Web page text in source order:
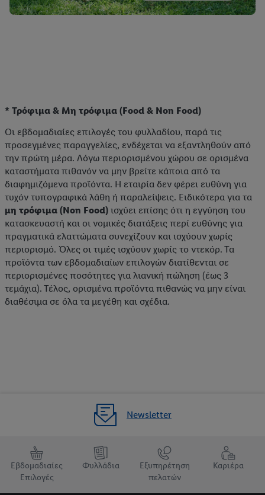
* Τρόφιμα & Μη τρόφιμα (Food & Non Food)
Οι εβδομαδιαίες επιλογές του φυλλαδίου, παρά τις
προσεγμένες παραγγελίες, ενδέχεται να εξαντληθούν από
την πρώτη μέρα. Λόγω περιορισμένου χώρου σε ορισμένα
καταστήματα πιθανόν να μην βρείτε κάποια από τα
διαφημιζόμενα προϊόντα. Η εταιρία δεν φέρει ευθύνη για
τυχόν τυπογραφικά λάθη ή παραλείψεις. Ειδικότερα για τα
μη τρόφιμα (Non Food) ισχύει επίσης ότι η εγγύηση του
κατασκευαστή και οι νομικές διατάξεις περί ευθύνης για
πραγματικά ελαττώματα συνεχίζουν και ισχύουν χωρίς
περιορισμό. Όλες οι τιμές ισχύουν χωρίς το ντεκόρ. Τα
προϊόντα των εβδομαδιαίων επιλογών διατίθενται σε
περιορισμένες ποσότητες για λιανική πώληση (έως 3
τεμάχια). Τέλος, ορισμένα προϊόντα πιθανώς να μην είναι
διαθέσιμα σε όλα τα μεγέθη και σχέδια.
Newsletter
Εβδομαδιαίες
Επιλογές
Φυλλάδια
Εξυπηρέτηση
πελατών
Καριέρα